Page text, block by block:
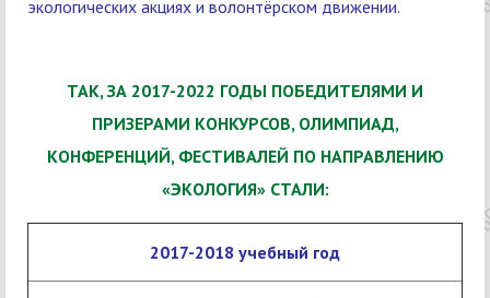
экологических акциях и волонтёрском движении.
ТАК, ЗА 2017-2022 ГОДЫ ПОБЕДИТЕЛЯМИ И
ПРИЗЕРАМИ КОНКУРСОВ, ОЛИМПИАД,
КОНФЕРЕНЦИЙ, ФЕСТИВАЛЕЙ ПО НАПРАВЛЕНИЮ
«ЭКОЛОГИЯ» СТАЛИ:
2017-2018 учебный год